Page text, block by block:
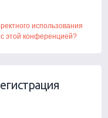
использования
этой конференцией?